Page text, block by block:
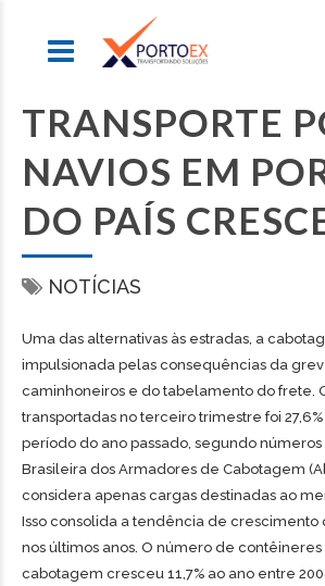
TRANSPORTE
NAVIOS EM
DO PAÍS
NOTÍCIAS
Uma das alternativas às estradas, a
impulsionada pelas consequências da
caminhoneiros e do tabelamento do frete.
transportadas no terceiro trimestre foi
período do ano passado, segundo números
Brasileira dos Armadores de Cabotagem
considera apenas cargas destinadas ao
Isso consolida a tendência de
nos últimos anos. O número de
cabotagem cresceu 11,7% ao ano entre